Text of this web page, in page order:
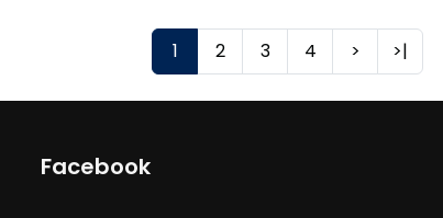
1 2 3 4 > >|
Facebook